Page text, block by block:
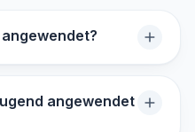
angewendet